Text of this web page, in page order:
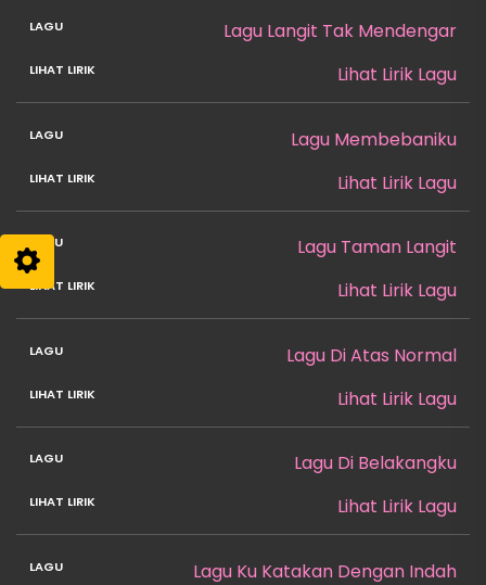
Lagu Langit Tak Mendengar
Lihat Lirik Lagu
Lagu Membebaniku
Lihat Lirik Lagu
Lagu Taman Langit
Lihat Lirik Lagu
Lagu Di Atas Normal
Lihat Lirik Lagu
Lagu Di Belakangku
Lihat Lirik Lagu
Lagu Ku Katakan Dengan Indah